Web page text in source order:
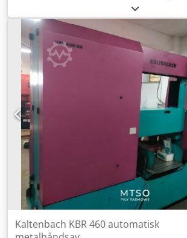
Orbital fuldautomatisk rundsavmaskine
afgratningsanlæg Transportmål del 1:
(LxBxH) Transportmål del 2: 600x230x190
Transportmål del 3: 385x150x210 cm
kapacitet Lokation: Hamont-Achel,
Ad Nskr Sælgeren påtager sig intet ansvar
dataoverførselsfejl. Maskinen er i
i henhold til sin alder; brugte maskiner
garanti. Den viste pris er ekskl. moms.
Kaltenbach KBR 460 automatisk